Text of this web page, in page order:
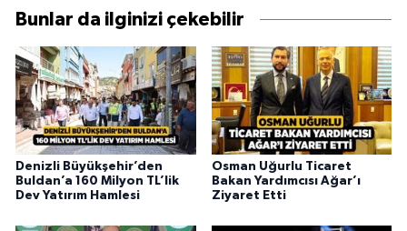
Bunlar da ilginizi çekebilir
Denizli Büyükşehir’den
Buldan’a 160 Milyon TL’lik
Dev Yatırım Hamlesi
Osman Uğurlu Ticaret
Bakan Yardımcısı Ağar’ı
Ziyaret Etti